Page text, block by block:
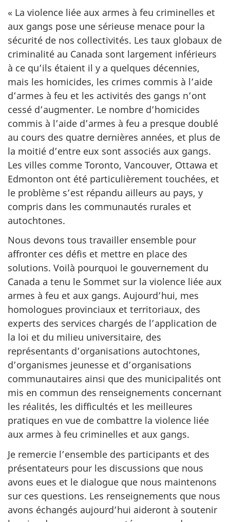
« La violence liée aux armes à feu criminelles et
aux gangs pose une sérieuse menace pour la
sécurité de nos collectivités. Les taux globaux de
criminalité au Canada sont largement inférieurs
à ce qu’ils étaient il y a quelques décennies,
mais les homicides, les crimes commis à l’aide
d’armes à feu et les activités des gangs n’ont
cessé d’augmenter. Le nombre d’homicides
commis à l’aide d’armes à feu a presque doublé
au cours des quatre dernières années, et plus de
la moitié d’entre eux sont associés aux gangs.
Les villes comme Toronto, Vancouver, Ottawa et
Edmonton ont été particulièrement touchées, et
le problème s’est répandu ailleurs au pays, y
compris dans les communautés rurales et
autochtones.
Nous devons tous travailler ensemble pour
affronter ces défis et mettre en place des
solutions. Voilà pourquoi le gouvernement du
Canada a tenu le Sommet sur la violence liée aux
armes à feu et aux gangs. Aujourd’hui, mes
homologues provinciaux et territoriaux, des
experts des services chargés de l’application de
la loi et du milieu universitaire, des
représentants d’organisations autochtones,
d’organismes jeunesse et d’organisations
communautaires ainsi que des municipalités ont
mis en commun des renseignements concernant
les réalités, les difficultés et les meilleures
pratiques en vue de combattre la violence liée
aux armes à feu criminelles et aux gangs.
Je remercie l’ensemble des participants et des
présentateurs pour les discussions que nous
avons eues et le dialogue que nous maintenons
sur ces questions. Les renseignements que nous
avons échangés aujourd’hui aideront à soutenir